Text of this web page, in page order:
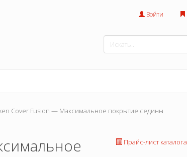
Войти
Cover Fusion — Максимальное покрытие седины
Прайс-лист каталога